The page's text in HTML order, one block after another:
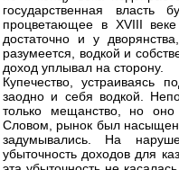
государственная власть
процветающее в XVIII
достаточно и у
разумеется, водкой и
доход уплывал на сторону.
Купечество, устраиваясь
заодно и себя водкой.
только мещанство, но оно
Словом, рынок был насыщен
задумывались. На
убыточность доходов для